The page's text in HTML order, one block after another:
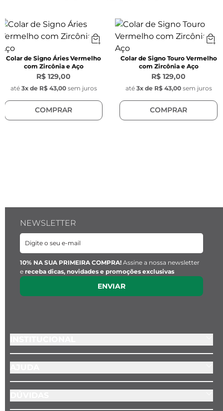
Material: Aço inoxidável
Pingente Pedra Zircônia Amarela:
Largura: 9,5 mm x 5 mm
Material: Pedra Natural
Material: Aço inoxidável
Colar de Signo Áries Vermelho
com Zircônia e Aço
R$ 129,00
até 3x de R$ 43,00 sem juros
COMPRAR
Colar de Signo Touro Vermelho
com Zircônia e Aço
R$ 129,00
até 3x de R$ 43,00 sem juros
COMPRAR
NEWSLETTER
10% NA SUA PRIMEIRA COMPRA! Assine a nossa newsletter
e receba dicas, novidades e promoções exclusivas
ENVIAR